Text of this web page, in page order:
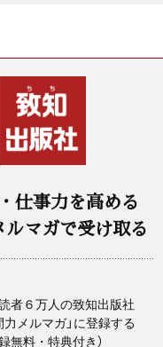
仕事力を高める
ルマガで受け取る
者６万人の致知出版社
力メルマガ」に登録する
無料・特典付き）